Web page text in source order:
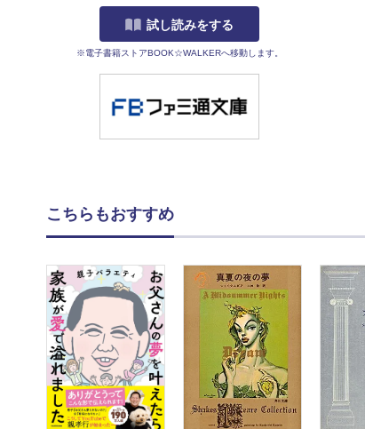
試し読みをする
※電子書籍ストアBOOK☆WALKERへ移動します。
こちらもおすすめ